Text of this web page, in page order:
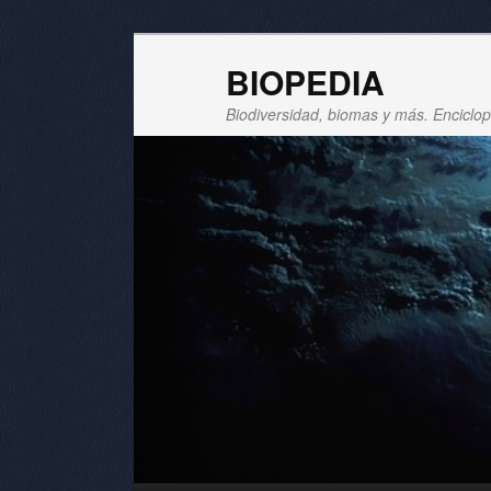
BIOPEDIA
Biodiversidad, biomas y más.